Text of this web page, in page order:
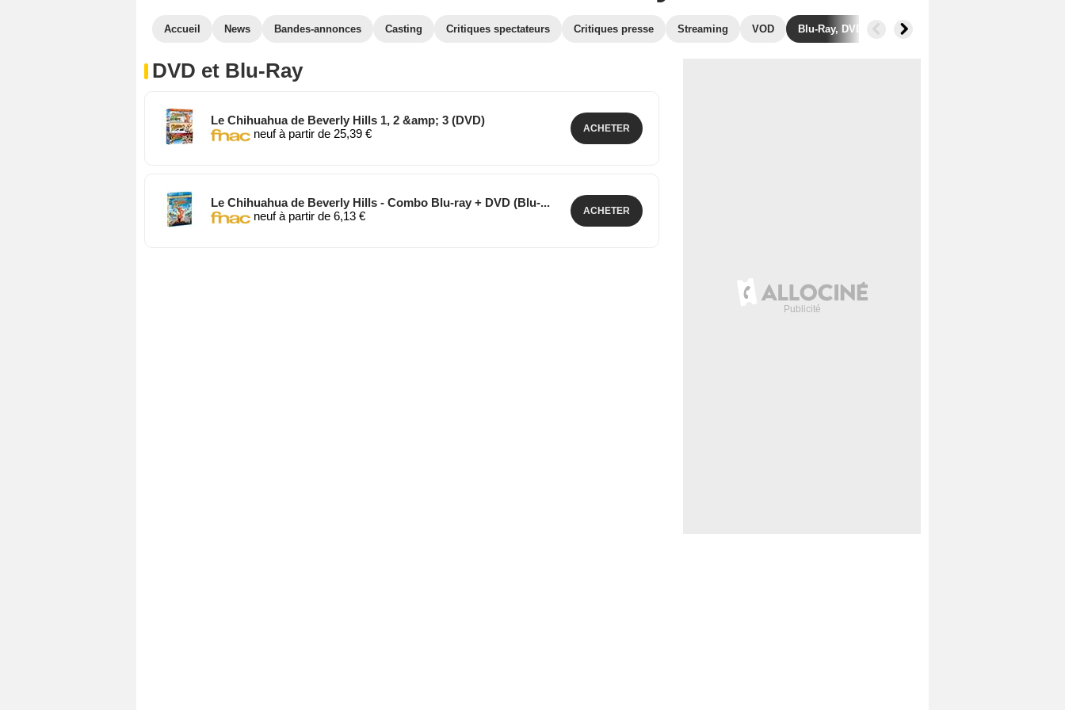
Accueil News Bandes-annonces Casting Critiques spectateurs Critiques presse Streaming VOD Blu-Ray, DVD Photos
DVD et Blu-Ray
Le Chihuahua de Beverly Hills 1, 2 &amp; 3 (DVD)
neuf à partir de 25,39 €
ACHETER
Le Chihuahua de Beverly Hills - Combo Blu-ray + DVD (Blu-...
neuf à partir de 6,13 €
ACHETER